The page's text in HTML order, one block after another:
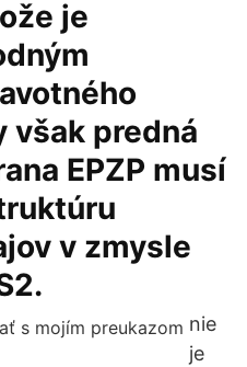
je
však predná
EPZP musí
v zmysle
nie
je